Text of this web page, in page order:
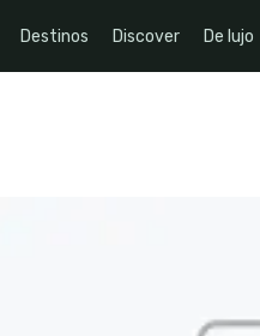
Destinos Discover De lujo